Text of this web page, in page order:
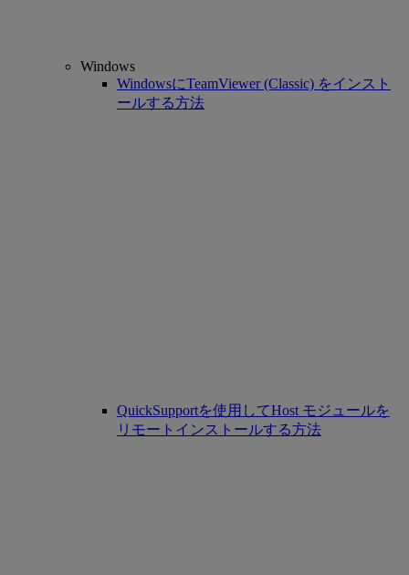
Windows
WindowsにTeamViewer (Classic) をインスト
ールする方法
QuickSupportを使用してHost モジュールを
リモートインストールする方法